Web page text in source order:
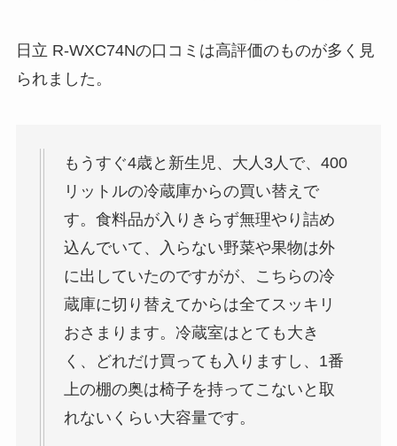
日立 R-WXC74Nの口コミは高評価のものが多く見
られました。
もうすぐ4歳と新生児、大人3人で、400
リットルの冷蔵庫からの買い替えで
す。食料品が入りきらず無理やり詰め
込んでいて、入らない野菜や果物は外
に出していたのですがが、こちらの冷
蔵庫に切り替えてからは全てスッキリ
おさまります。冷蔵室はとても大き
く、どれだけ買っても入りますし、1番
上の棚の奥は椅子を持ってこないと取
れないくらい大容量です。